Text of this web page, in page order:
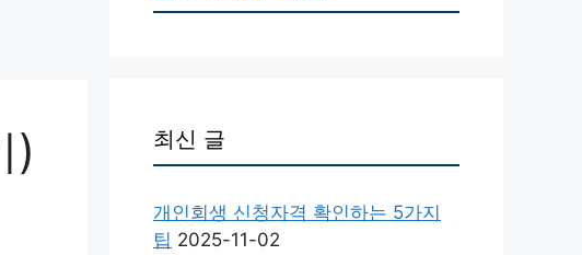
) 최신 글
개인회생 신청자격 확인하는 5가지
팁 2025-11-02